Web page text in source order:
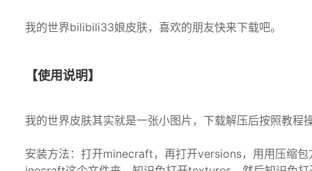
我的世界bilibili33娘皮肤，喜欢的朋友快来下载吧。
【使用说明】
我的世界皮肤其实就是一张小图片，下载解压后按照教程
安装方法：打开minecraft，再打开versions，用用压缩